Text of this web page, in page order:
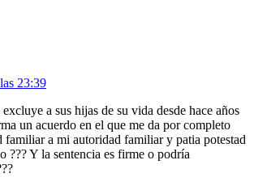
23:39
a sus hijas de su vida desde hace años
un acuerdo en el que me da por completo
familiar a mi autoridad familiar y patia potestad
??? Y la sentencia es firme o podría